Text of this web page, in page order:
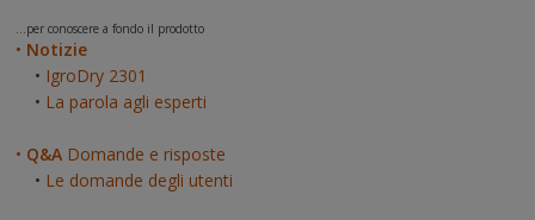
...per conoscere a fondo il prodotto
• Notizie
• IgroDry 2301
• La parola agli esperti
• Q&A Domande e risposte
• Le domande degli utenti